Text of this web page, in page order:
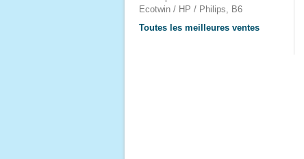
Ecotwin / HP / Philips, B6
Toutes les meilleures ventes